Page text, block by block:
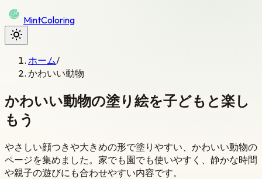
MintColoring
ホーム/
かわいい動物
かわいい動物の塗り絵を子どもと楽し
もう
やさしい顔つきや大きめの形で塗りやすい、かわいい動物の
ページを集めました。家でも園でも使いやすく、静かな時間
や親子の遊びにも合わせやすい内容です。